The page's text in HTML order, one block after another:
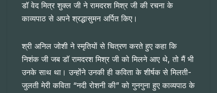
डॉ वेद मित्र शुक्ल जी ने रामदरश मिश्र जी की रचना के
काव्यपाठ से अपने श्रद्धासुमन अर्पित किए।
श्री अनिल जोशी ने स्मृतियों से चित्रण करते हुए कहा कि
निशंक जी जब डॉ रामदरश मिश्र जी को मिलने आए थे, तो मैं भी
उनके साथ था। उन्होंने उनकी ही कविता के शीर्षक से मिलती-
जुलती मेरी कविता “नदी रोशनी की” को गुनगुना हुए काव्यपाठ के